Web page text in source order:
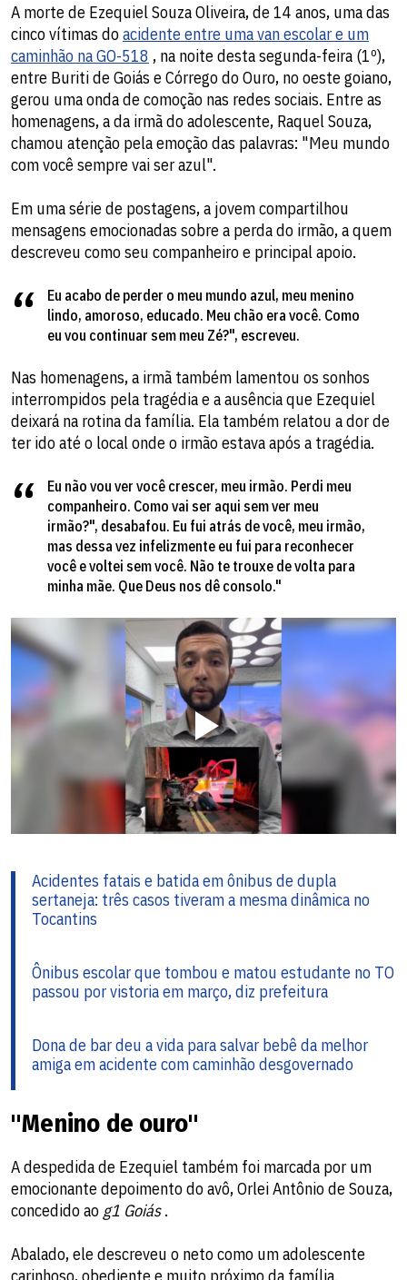
A morte de Ezequiel Souza Oliveira, de 14 anos, uma das
cinco vítimas doacidente entre uma van escolar e um
caminhão na GO-518 , na noite desta segunda-feira (1º),
entre Buriti de Goiás e Córrego do Ouro, no oeste goiano,
gerou uma onda de comoção nas redes sociais. Entre as
homenagens, a da irmã do adolescente, Raquel Souza,
chamou atenção pela emoção das palavras: "Meu mundo
com você sempre vai ser azul".
Em uma série de postagens, a jovem compartilhou
mensagens emocionadas sobre a perda do irmão, a quem
descreveu como seu companheiro e principal apoio.
Eu acabo de perder o meu mundo azul, meu menino
lindo, amoroso, educado. Meu chão era você. Como
eu vou continuar sem meu Zé?", escreveu.
Nas homenagens, a irmã também lamentou os sonhos
interrompidos pela tragédia e a ausência que Ezequiel
deixará na rotina da família. Ela também relatou a dor de
ter ido até o local onde o irmão estava após a tragédia.
Eu não vou ver você crescer, meu irmão. Perdi meu
companheiro. Como vai ser aqui sem ver meu
irmão?", desabafou. Eu fui atrás de você, meu irmão,
mas dessa vez infelizmente eu fui para reconhecer
você e voltei sem você. Não te trouxe de volta para
minha mãe. Que Deus nos dê consolo."
Acidentes fatais e batida em ônibus de dupla
sertaneja: três casos tiveram a mesma dinâmica no
Tocantins
Ônibus escolar que tombou e matou estudante no TO
passou por vistoria em março, diz prefeitura
Dona de bar deu a vida para salvar bebê da melhor
amiga em acidente com caminhão desgovernado
"Menino de ouro"
A despedida de Ezequiel também foi marcada por um
emocionante depoimento do avô, Orlei Antônio de Souza,
concedido ao g1 Goiás.
Abalado, ele descreveu o neto como um adolescente